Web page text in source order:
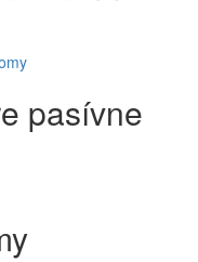
pasívne